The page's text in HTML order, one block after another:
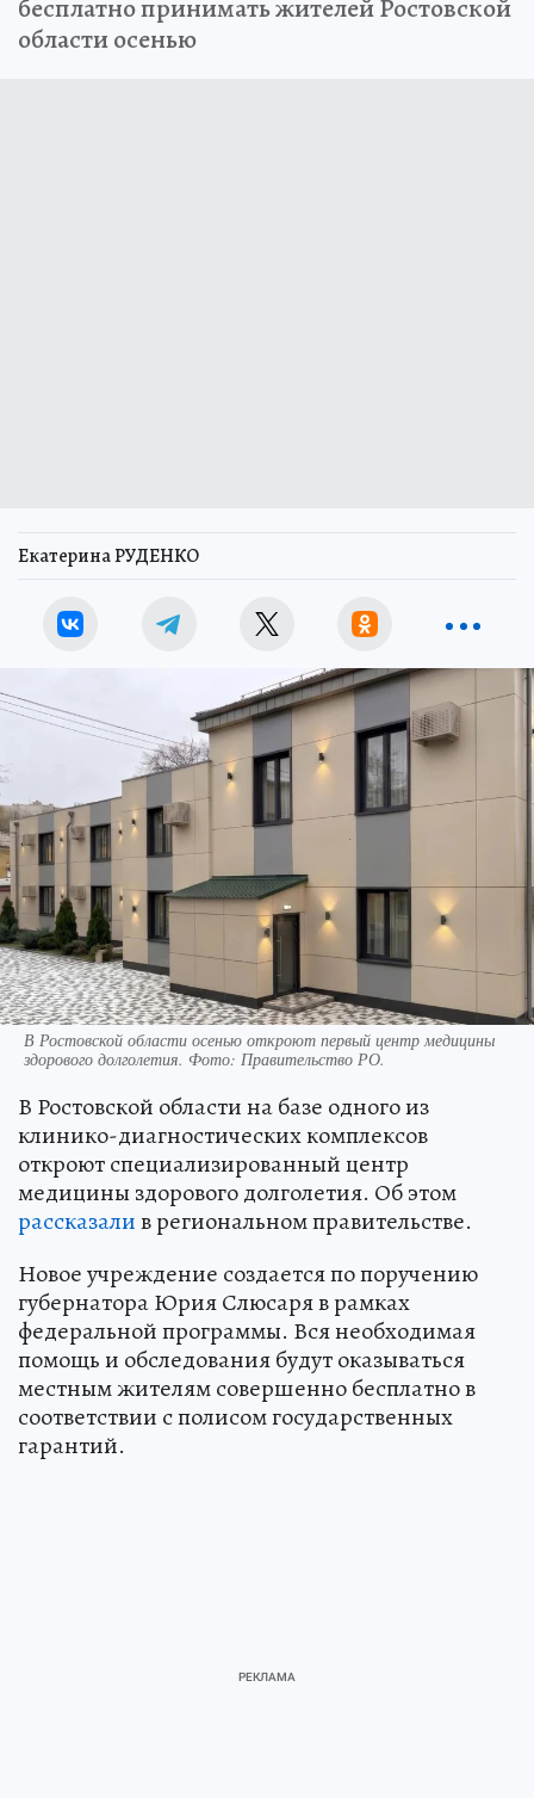
бесплатно принимать жителей Ростовской
области осенью
Екатерина РУДЕНКО
В Ростовской области осенью откроют первый центр медицины
здорового долголетия. Фото: Правительство РО.
В Ростовской области на базе одного из
клинико-диагностических комплексов
откроют специализированный центр
медицины здорового долголетия. Об этом
рассказалив региональном правительстве.
Новое учреждение создается по поручению
губернатора Юрия Слюсаря в рамках
федеральной программы. Вся необходимая
помощь и обследования будут оказываться
местным жителям совершенно бесплатно в
соответствии с полисом государственных
гарантий.